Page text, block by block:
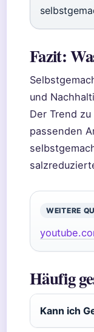
Fazit:
und
Der Trend
passenden
WEITERE
Häufig
Kann ich